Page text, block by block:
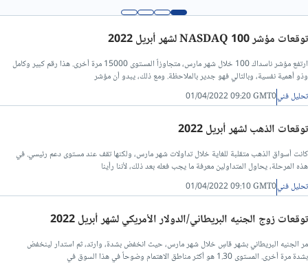
توقعات مؤشر NASDAQ 100 لشهر أبريل 2022
ارتفع مؤشر ناسداك 100 خلال شهر مارس، متجاوزاً المستوى 15000 مرة أخرى. هذا رقم كبير وكامل
وذو أهمية نفسية، وبالتالي فهو جدير بالملاحظة. ومع ذلك، يبدو أن مؤشر
تحليل فني01/04/2022 09:20 GMT0
توقعات الذهب لشهر أبريل 2022
كانت أسواق الذهب متقلبة للغاية خلال تداولات شهر مارس، ولكنها تقف عند مستوى دعم رئيسي. في
هذه المرحلة، يحاول المتداولين معرفة ما يجب فعله بعد ذلك، لأننا رأينا
تحليل فني01/04/2022 09:10 GMT0
توقعات زوج الجنيه البريطاني/الدولار الأمريكي لشهر أبريل 2022
مر الجنيه البريطاني بشهر قاسٍ خلال شهر مارس، حيث انخفض بشدة، وارتد، ثم استدار لينخفض ​​
بشدة مرة أخرى. المستوى 1.30 هو أكثر مناطق الاهتمام وضوحاً في هذا السوق في